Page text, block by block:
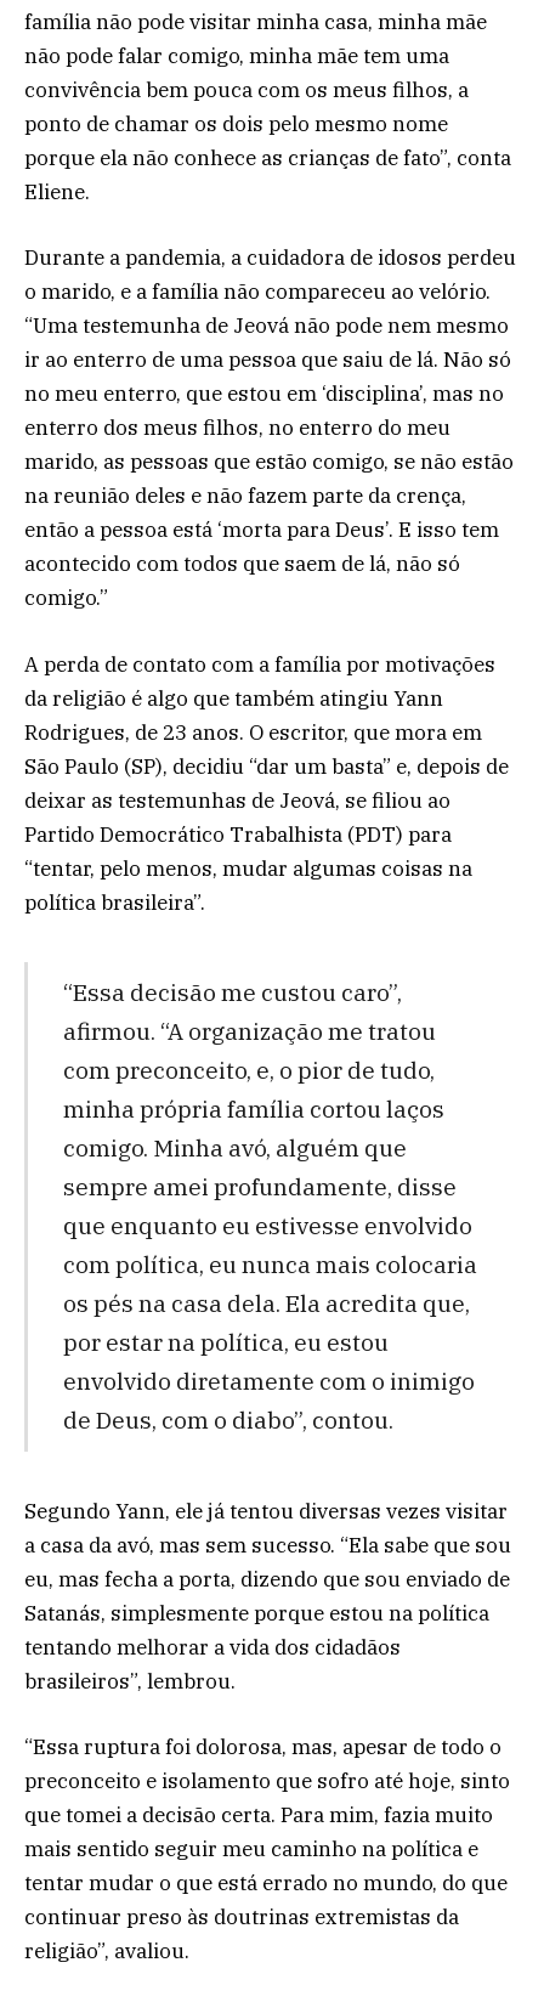
família não pode visitar minha casa, minha mãe
não pode falar comigo, minha mãe tem uma
convivência bem pouca com os meus filhos, a
ponto de chamar os dois pelo mesmo nome
porque ela não conhece as crianças de fato”, conta
Eliene.
Durante a pandemia, a cuidadora de idosos perdeu
o marido, e a família não compareceu ao velório.
“Uma testemunha de Jeová não pode nem mesmo
ir ao enterro de uma pessoa que saiu de lá. Não só
no meu enterro, que estou em ‘disciplina’, mas no
enterro dos meus filhos, no enterro do meu
marido, as pessoas que estão comigo, se não estão
na reunião deles e não fazem parte da crença,
então a pessoa está ‘morta para Deus’. E isso tem
acontecido com todos que saem de lá, não só
comigo.”
A perda de contato com a família por motivações
da religião é algo que também atingiu Yann
Rodrigues, de 23 anos. O escritor, que mora em
São Paulo (SP), decidiu “dar um basta” e, depois de
deixar as testemunhas de Jeová, se filiou ao
Partido Democrático Trabalhista (PDT) para
“tentar, pelo menos, mudar algumas coisas na
política brasileira”.
“Essa decisão me custou caro”,
afirmou. “A organização me tratou
com preconceito, e, o pior de tudo,
minha própria família cortou laços
comigo. Minha avó, alguém que
sempre amei profundamente, disse
que enquanto eu estivesse envolvido
com política, eu nunca mais colocaria
os pés na casa dela. Ela acredita que,
por estar na política, eu estou
envolvido diretamente com o inimigo
de Deus, com o diabo”, contou.
Segundo Yann, ele já tentou diversas vezes visitar
a casa da avó, mas sem sucesso. “Ela sabe que sou
eu, mas fecha a porta, dizendo que sou enviado de
Satanás, simplesmente porque estou na política
tentando melhorar a vida dos cidadãos
brasileiros”, lembrou.
“Essa ruptura foi dolorosa, mas, apesar de todo o
preconceito e isolamento que sofro até hoje, sinto
que tomei a decisão certa. Para mim, fazia muito
mais sentido seguir meu caminho na política e
tentar mudar o que está errado no mundo, do que
continuar preso às doutrinas extremistas da
religião”, avaliou.